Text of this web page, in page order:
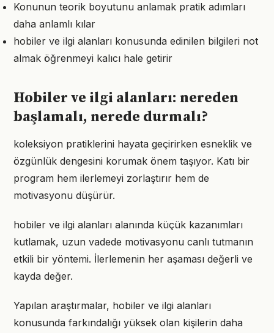
Konunun teorik boyutunu anlamak pratik adımları
daha anlamlı kılar
hobiler ve ilgi alanları konusunda edinilen bilgileri not
almak öğrenmeyi kalıcı hale getirir
Hobiler ve ilgi alanları: nereden
başlamalı, nerede durmalı?
koleksiyon pratiklerini hayata geçirirken esneklik ve
özgünlük dengesini korumak önem taşıyor. Katı bir
program hem ilerlemeyi zorlaştırır hem de
motivasyonu düşürür.
hobiler ve ilgi alanları alanında küçük kazanımları
kutlamak, uzun vadede motivasyonu canlı tutmanın
etkili bir yöntemi. İlerlemenin her aşaması değerli ve
kayda değer.
Yapılan araştırmalar, hobiler ve ilgi alanları
konusunda farkındalığı yüksek olan kişilerin daha